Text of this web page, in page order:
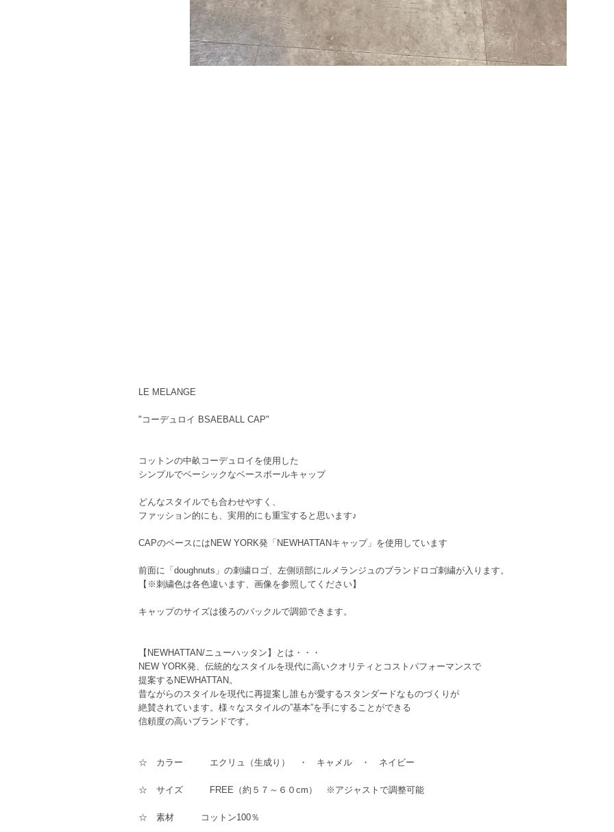
LE MELANGE
"コーデュロイ BSAEBALL CAP"
コットンの中畝コーデュロイを使用した
シンプルでベーシックなベースボールキャップ
どんなスタイルでも合わせやすく、
ファッション的にも、実用的にも重宝すると思います♪
CAPのベースにはNEW YORK発「NEWHATTANキャップ」を使用しています
前面に「doughnuts」の刺繍ロゴ、左側頭部にルメランジュのブランドロゴ刺繍が入ります。
【※刺繍色は各色違います、画像を参照してください】
キャップのサイズは後ろのバックルで調節できます。
【NEWHATTAN/ニューハッタン】とは・・・
NEW YORK発、伝統的なスタイルを現代に高いクオリティとコストパフォーマンスで
提案するNEWHATTAN。
昔ながらのスタイルを現代に再提案し誰もが愛するスタンダードなものづくりが
絶賛されています。様々なスタイルの”基本”を手にすることができる
信頼度の高いブランドです。
☆ カラー エクリュ（生成り） ・ キャメル ・ ネイビー
☆ サイズ FREE（約５７～６０cm） ※アジャストで調整可能
☆ 素材 コットン100％